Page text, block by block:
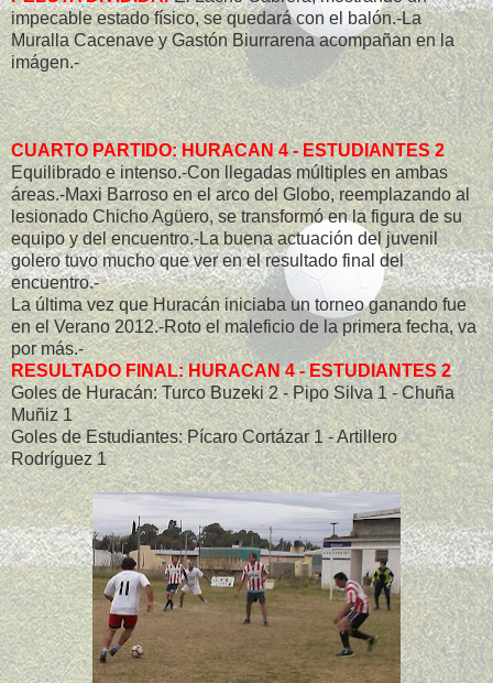
impecable estado físico, se quedará con el balón.-La
Muralla Cacenave y Gastón Biurrarena acompañan en la
imágen.-
CUARTO PARTIDO: HURACAN 4 - ESTUDIANTES 2
Equilibrado e intenso.-Con llegadas múltiples en ambas
áreas.-Maxi Barroso en el arco del Globo, reemplazando al
lesionado Chicho Agüero, se transformó en la figura de su
equipo y del encuentro.-La buena actuación del juvenil
golero tuvo mucho que ver en el resultado final del
encuentro.-
La última vez que Huracán iniciaba un torneo ganando fue
en el Verano 2012.-Roto el maleficio de la primera fecha, va
por más.-
RESULTADO FINAL: HURACAN 4 - ESTUDIANTES 2
Goles de Huracán: Turco Buzeki 2 - Pipo Silva 1 - Chuña
Muñiz 1
Goles de Estudiantes: Pícaro Cortázar 1 - Artillero
Rodríguez 1